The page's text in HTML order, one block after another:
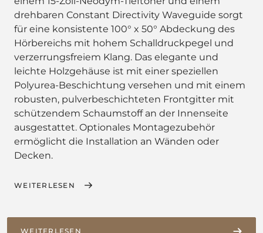
drehbaren Constant Directivity Waveguide sorgt
für eine konsistente 100° x 50° Abdeckung des
Hörbereichs mit hohem Schalldruckpegel und
verzerrungsfreiem Klang. Das elegante und
leichte Holzgehäuse ist mit einer speziellen
Polyurea-Beschichtung versehen und mit einem
robusten, pulverbeschichteten Frontgitter mit
schützendem Schaumstoff an der Innenseite
ausgestattet. Optionales Montagezubehör
ermöglicht die Installation an Wänden oder
Decken.
WEITERLESEN
WEITERLESEN